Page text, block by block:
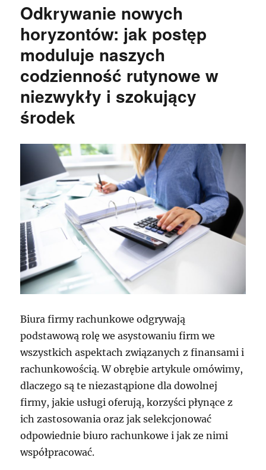
Odkrywanie nowych
horyzontów: jak postęp
moduluje naszych
codzienność rutynowe w
niezwykły i szokujący
środek
Biura firmy rachunkowe odgrywają
podstawową rolę we asystowaniu firm we
wszystkich aspektach związanych z finansami i
rachunkowością. W obrębie artykule omówimy,
dlaczego są te niezastąpione dla dowolnej
firmy, jakie usługi oferują, korzyści płynące z
ich zastosowania oraz jak selekcjonować
odpowiednie biuro rachunkowe i jak ze nimi
współpracować.